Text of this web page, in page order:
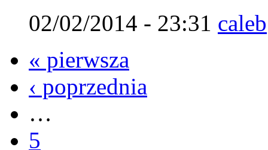
02/02/2014 - 23:31 caleb
« pierwsza
‹ poprzednia
…
5